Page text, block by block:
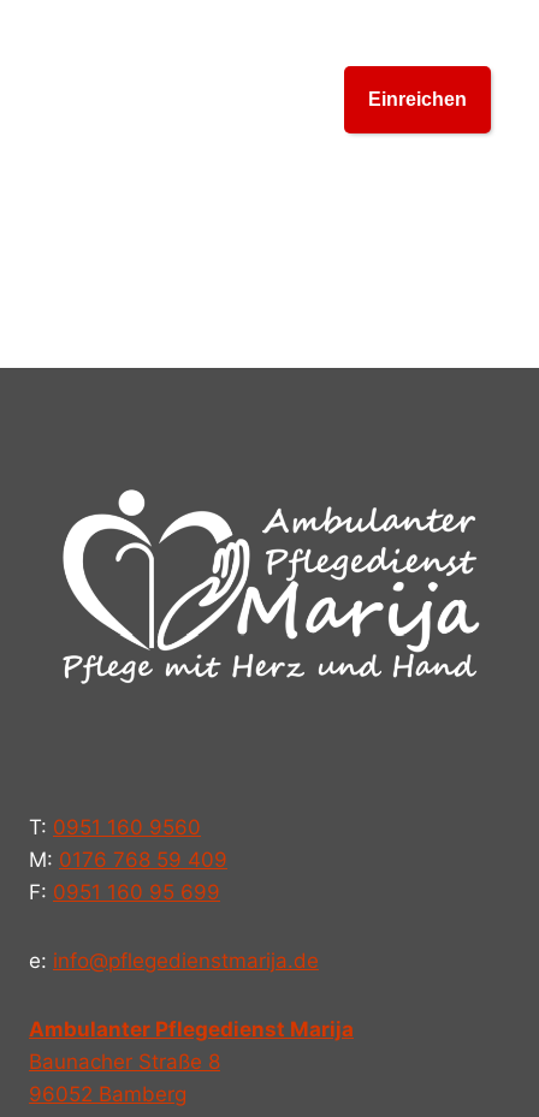
Einreichen
T: 0951 160 9560
M: 0176 768 59 409
F: 0951 160 95 699
e: info@pflegedienstmarija.de
Ambulanter Pflegedienst Marija
Baunacher Straße 8
96052 Bamberg